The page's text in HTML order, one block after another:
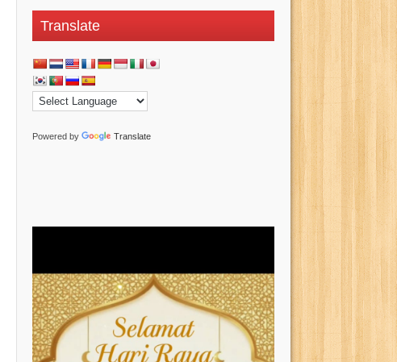
Translate
Powered by Translate